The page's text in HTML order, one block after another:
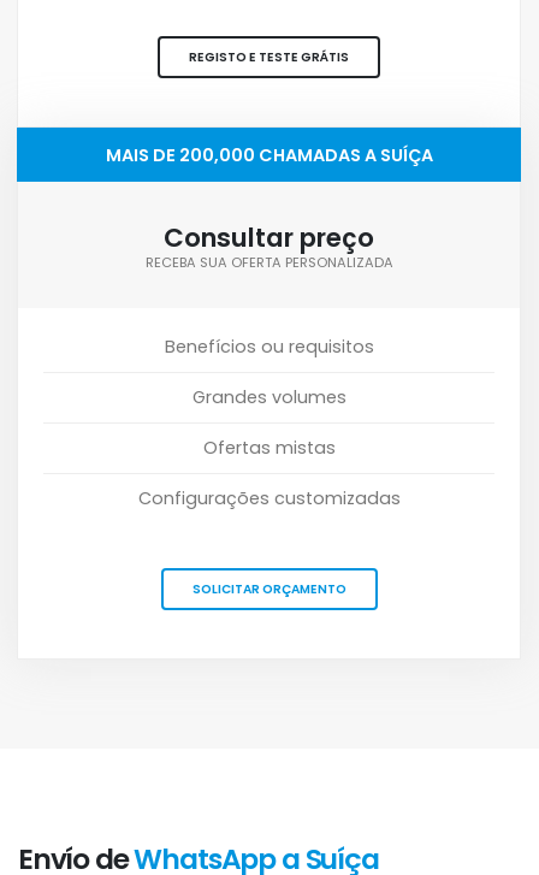
REGISTO E TESTE GRÁTIS
MAIS DE 200,000 CHAMADAS A SUÍÇA
Consultar preço
RECEBA SUA OFERTA PERSONALIZADA
Benefícios ou requisitos
Grandes volumes
Ofertas mistas
Configurações customizadas
SOLICITAR ORÇAMENTO
Envío deWhatsApp a Suíça